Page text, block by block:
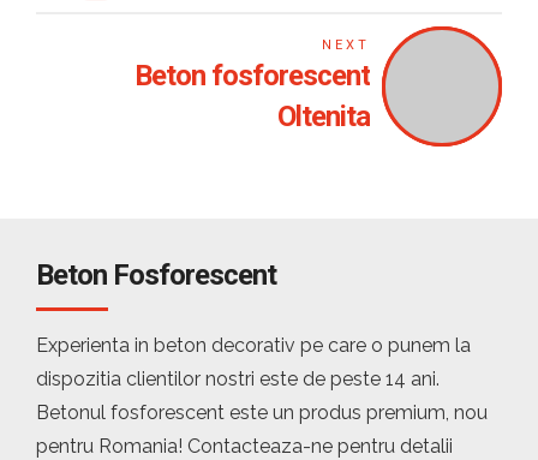
NEXT
Beton fosforescent
Oltenita
Beton Fosforescent
Experienta in beton decorativ pe care o punem la
dispozitia clientilor nostri este de peste 14 ani.
Betonul fosforescent este un produs premium, nou
pentru Romania! Contacteaza-ne pentru detalii